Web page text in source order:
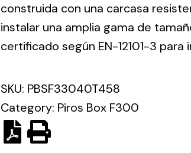
The
incorporation of
Novovent into
offer of
ventilation
products for
different uses
Solar
solutions
construida con una carcasa
instalar una amplia gama de
certificado según EN-12101-3
SKU: PBSF33040T458
Category: Piros Box F300